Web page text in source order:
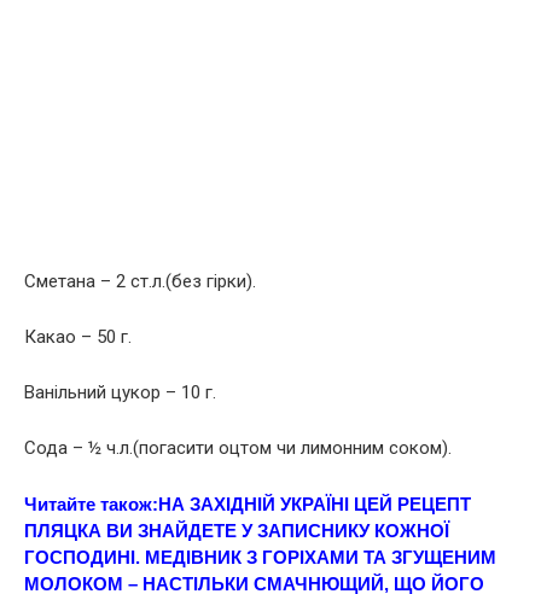
Сметана – 2 ст.л.(без гірки).
Какао – 50 г.
Ванільний цукор – 10 г.
Сода – ½ ч.л.(погасити оцтом чи лимонним соком).
Читайте також:НА ЗАХІДНІЙ УКРАЇНІ ЦEЙ РЕЦЕПТ
ПЛЯЦКА ВИ ЗНАЙДЕТЕ У ЗАПИСНИКУ КОЖНОЇ
ГОСПОДИНІ. МЕДІВНИК З ГОРІХАМИ ТА ЗГУЩЕНИМ
МОЛОКОМ – НАСТІЛЬКИ СМАЧНЮЩИЙ, ЩО ЙОГО